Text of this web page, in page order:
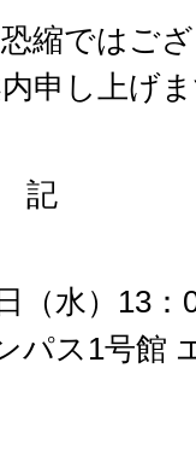
縮ではご
申し上げ
記
（水）13：
パス1号館